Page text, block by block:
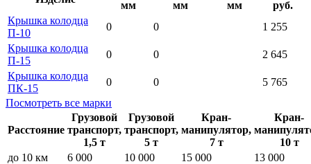
мм мм мм
руб.
Крышка колодца
П-10
0 0
1 255
Крышка колодца
П-15
0 0
2 645
Крышка колодца
ПК-15
0 0
5 765
Посмотреть все марки
Расстояние
Грузовой
транспорт,
1,5 т
Грузовой
транспорт,
5 т
Кран-
манипулятор,
7 т
Кран-
10 т
до 10 км
6 000 10 000 15 000
13 000